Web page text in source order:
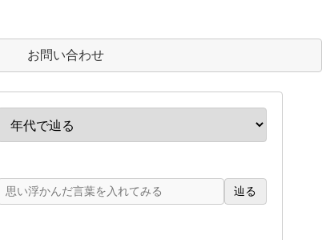
お問い合わせ
辿る